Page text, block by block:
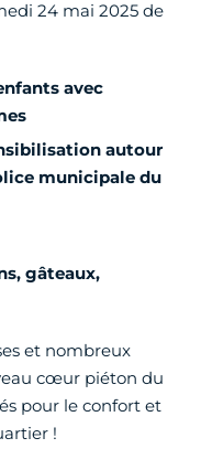
24 mai 2025 de
avec
autour
municipale du
gâteaux,
et nombreux
cœur piéton du
pour le confort et
!